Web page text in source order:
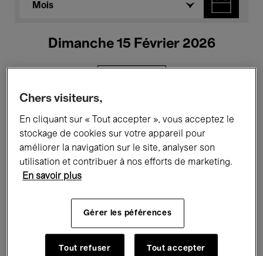
Mois
Dimanche 15 Février 2026
Tous les événements Concerts
Expositions Performances
Rencontres & Débats
Musique classique Global Music
Chers visiteurs,
En cliquant sur « Tout accepter », vous acceptez le
stockage de cookies sur votre appareil pour
améliorer la navigation sur le site, analyser son
utilisation et contribuer à nos efforts de marketing.
En savoir plus
Gérer les péférences
Tout refuser Tout accepter